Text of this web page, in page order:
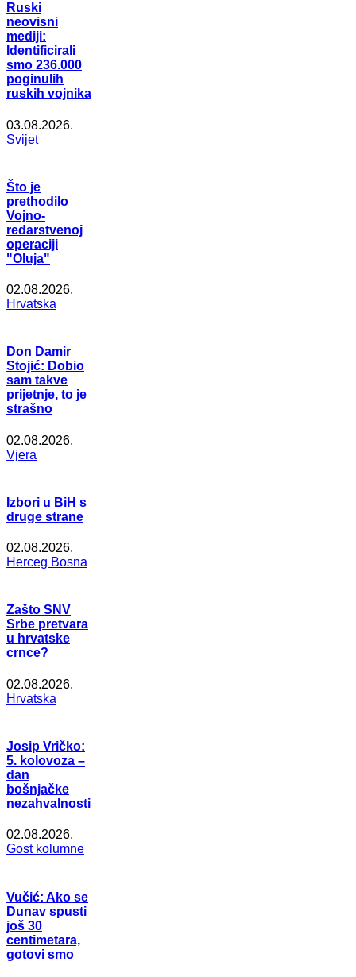
Ruski
neovisni
mediji:
Identificirali
smo 236.000
poginulih
ruskih vojnika
03.08.2026.
Svijet
Što je
prethodilo
Vojno-
redarstvenoj
operaciji
"Oluja"
02.08.2026.
Hrvatska
Don Damir
Stojić: Dobio
sam takve
prijetnje, to je
strašno
02.08.2026.
Vjera
Izbori u BiH s
druge strane
02.08.2026.
Herceg Bosna
Zašto SNV
Srbe pretvara
u hrvatske
crnce?
02.08.2026.
Hrvatska
Josip Vričko:
5. kolovoza –
dan
bošnjačke
nezahvalnosti
02.08.2026.
Gost kolumne
Vučić: Ako se
Dunav spusti
još 30
centimetara,
gotovi smo